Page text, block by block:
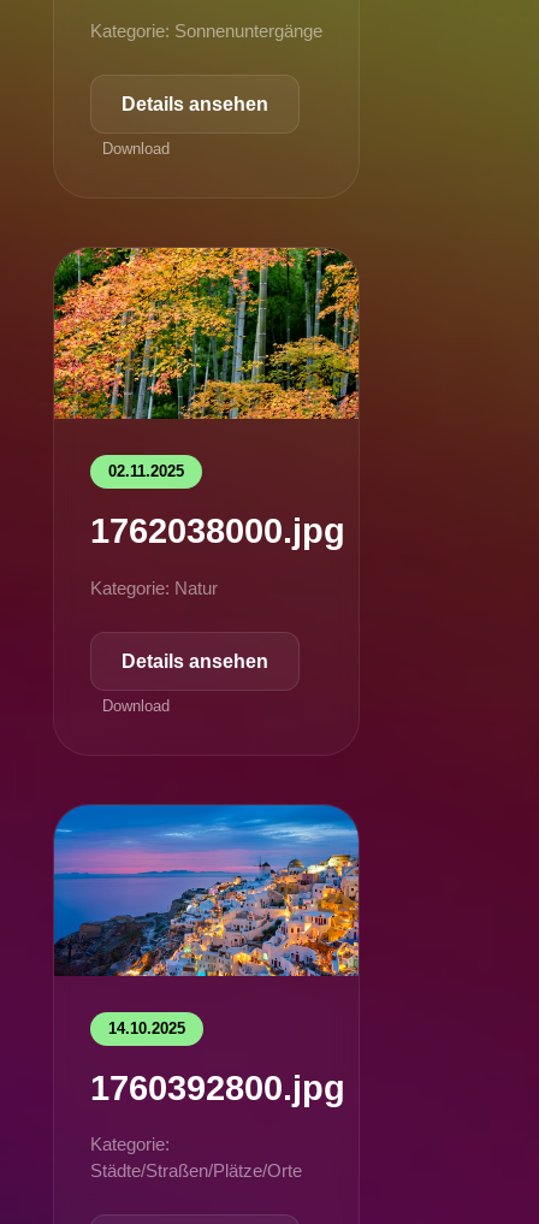
Kategorie: Sonnenuntergänge
Details ansehen
Download
02.11.2025
1762038000.jpg
Kategorie: Natur
Details ansehen
Download
14.10.2025
1760392800.jpg
Kategorie:
Städte/Straßen/Plätze/Orte